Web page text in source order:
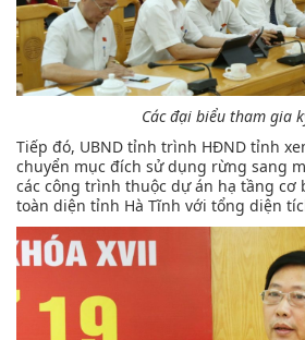
Các đại biểu tham gia
Tiếp đó, UBND tỉnh trình HĐND tỉnh
chuyển mục đích sử dụng rừng sang
các công trình thuộc dự án hạ tầng cơ
toàn diện tỉnh Hà Tĩnh với tổng diện